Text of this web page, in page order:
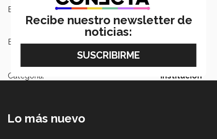
Escuelas: Arquitectura, Arte y Diseño
Etiquetas: Sonora Norte, Campus Sonora
Categoría: Institución
Lo más nuevo
Recibe nuestro newsletter de
noticias: